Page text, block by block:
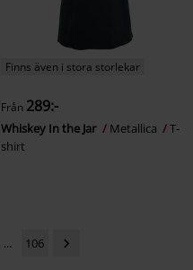
Finns även i stora storlekar
Från 289:-
Whiskey In the Jar Metallica
T-
shirt
... 106